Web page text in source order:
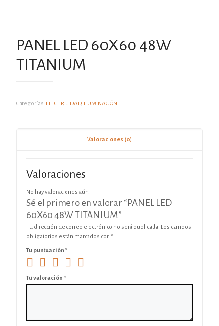
PANEL LED 60X60 48W
TITANIUM
Categorías: ELECTRICIDAD, ILUMINACIÓN
Valoraciones (0)
Valoraciones
No hay valoraciones aún.
Sé el primero en valorar “PANEL LED
60X60 48W TITANIUM”
Tu dirección de correo electrónico no será publicada. Los campos
obligatorios están marcados con *
Tu puntuación *
Tu valoración *